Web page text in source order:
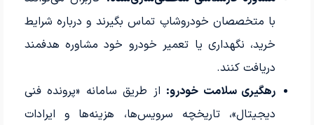
با متخصصان خودروشاپ تماس بگیرند و درباره شرایط
خرید، نگهداری یا تعمیر خودرو خود مشاوره هدفمند
دریافت کنند.
رهگیری سلامت خودرو: از طریق سامانه «پرونده فنی
دیجیتال»، تاریخچه سرویس‌ها، هزینه‌ها و ایرادات